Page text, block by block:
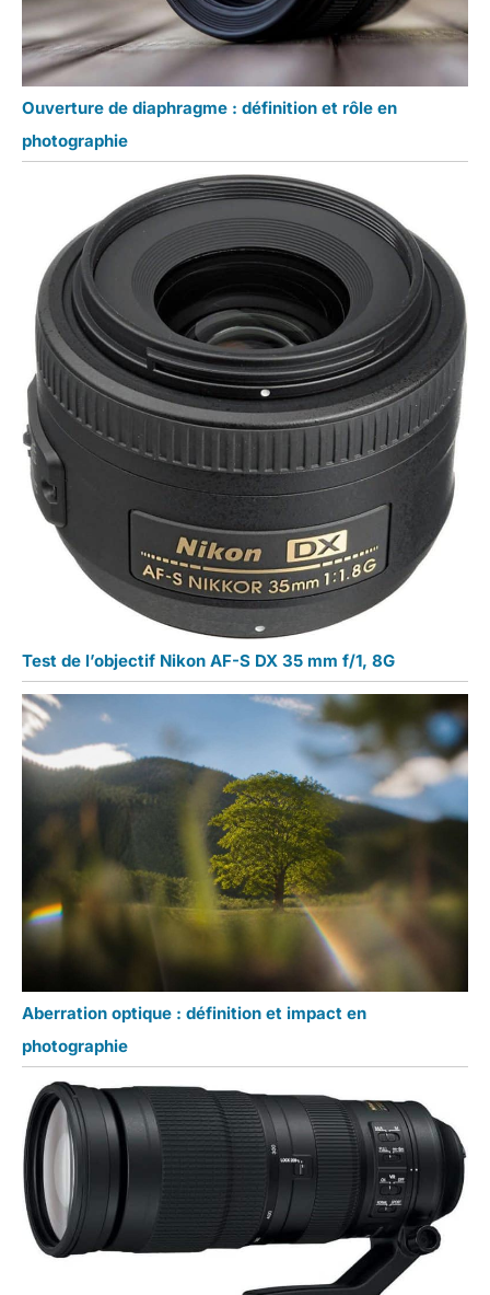
Ouverture de diaphragme : définition et rôle en
photographie
Test de l’objectif Nikon AF-S DX 35 mm f/1, 8G
Aberration optique : définition et impact en
photographie